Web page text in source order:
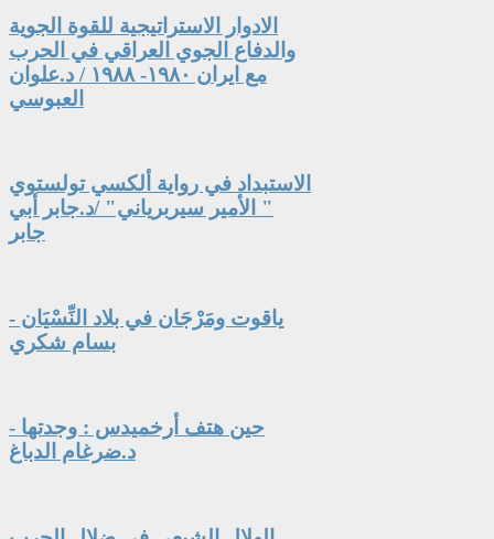
الادوار الاستراتيجية للقوة الجوية
والدفاع الجوي العراقي في الحرب
مع ايران ١٩٨٠- ١٩٨٨ / د.علوان
العبوسي
الاستبداد في رواية ألكسي تولستوي
" الأمير سيربرياني" /د.جابر أبي
جابر
ياقوت ومَرْجَان في بلاد النِّسْيَان -
بسام شكري
حين هتف أرخميدس : وجدتها -
د.ضرغام الدباغ